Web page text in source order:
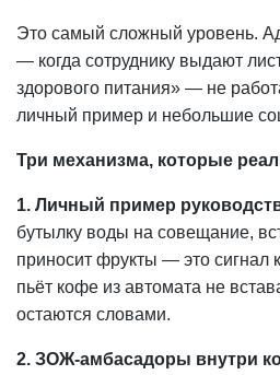
Это самый сложный уровень.
— когда сотруднику выдают
здорового питания» — не
личный пример и небольшие
Три механизма, которые
1. Личный пример
бутылку воды на совещание,
приносит фрукты — это сигнал
пьёт кофе из автомата не
остаются словами.
2. ЗОЖ-амбасадоры внутри